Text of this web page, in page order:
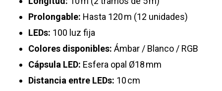
Prolongable: Hasta 120 m (12 unidades)
LEDs: 100 luz fija
Colores disponibles: Ámbar / Blanco / RGB
Cápsula LED: Esfera opal Ø18 mm
Distancia entre LEDs: 10 cm